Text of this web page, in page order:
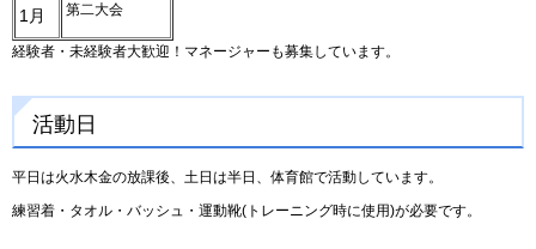
1月 第二大会
経験者・未経験者大歓迎！マネージャーも募集しています。
活動日
平日は火水木金の放課後、土日は半日、体育館で活動しています。
練習着・タオル・バッシュ・運動靴(トレーニング時に使用)が必要です。